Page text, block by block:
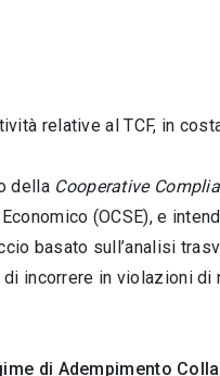
relative al TCF, in
della Cooperative
(OCSE), e
basato sull’analisi
incorrere in violazioni di
di Adempimento